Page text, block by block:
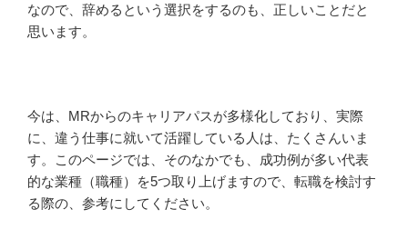
なので、辞めるという選択をするのも、正しいことだと
思います。
今は、MRからのキャリアパスが多様化しており、実際
に、違う仕事に就いて活躍している人は、たくさんいま
す。このページでは、そのなかでも、成功例が多い代表
的な業種（職種）を5つ取り上げますので、転職を検討す
る際の、参考にしてください。